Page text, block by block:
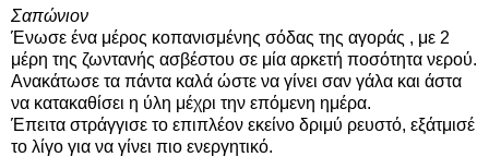
Σαπώνιον
Ένωσε ένα μέρος κοπανισμένης σόδας της αγοράς , με 2
μέρη της ζωντανής ασβέστου σε μία αρκετή ποσότητα νερού.
Ανακάτωσε τα πάντα καλά ώστε να γίνει σαν γάλα και άστα
να κατακαθίσει η ύλη μέχρι την επόμενη ημέρα.
Έπειτα στράγγισε το επιπλέον εκείνο δριμύ ρευστό, εξάτμισέ
το λίγο για να γίνει πιο ενεργητικό.